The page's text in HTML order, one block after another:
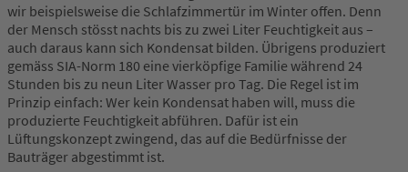
wir beispielsweise die Schlafzimmertür im Winter offen. Denn
der Mensch stösst nachts bis zu zwei Liter Feuchtigkeit aus –
auch daraus kann sich Kondensat bilden. Übrigens produziert
gemäss SIA-Norm 180 eine vierköpfige Familie während 24
Stunden bis zu neun Liter Wasser pro Tag. Die Regel ist im
Prinzip einfach: Wer kein Kondensat haben will, muss die
produzierte Feuchtigkeit abführen. Dafür ist ein
Lüftungskonzept zwingend, das auf die Bedürfnisse der
Bauträger abgestimmt ist.